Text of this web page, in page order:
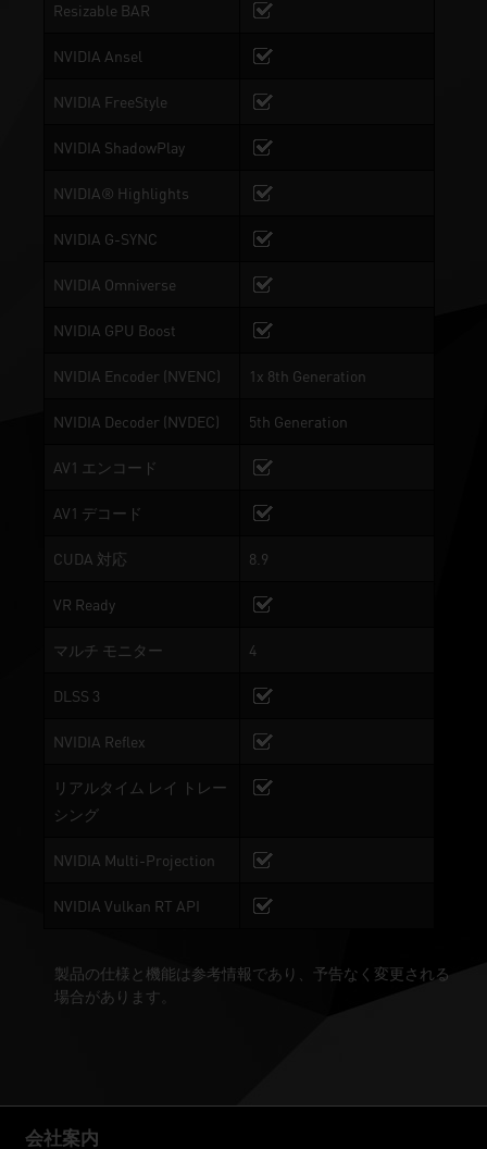
Resizable BAR
NVIDIA Ansel
NVIDIA FreeStyle
NVIDIA ShadowPlay
NVIDIA® Highlights
NVIDIA G-SYNC
NVIDIA Omniverse
NVIDIA GPU Boost
NVIDIA Encoder (NVENC) 1x 8th Generation
NVIDIA Decoder (NVDEC) 5th Generation
AV1 エンコード
AV1 デコード
CUDA 対応 8.9
VR Ready
マルチ モニター 4
DLSS 3
NVIDIA Reflex
リアルタイム レイ トレー
シング
NVIDIA Multi-Projection
NVIDIA Vulkan RT API
製品の仕様と機能は参考情報であり、予告なく変更される
場合があります。
会社案内